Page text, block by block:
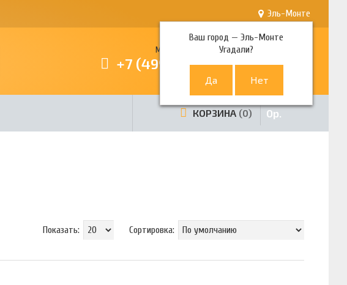
Эль-Монте
Ваш город —Эль-Монте
Угадали?
Многоканальный телефон
+7 (499) 380-80-80
КОРЗИНА 0 0р.
Показать: Сортировка: